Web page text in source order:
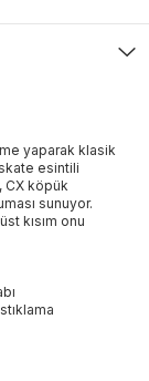
yaparak klasik
esintili
CX köpük
sunuyor.
kısım onu